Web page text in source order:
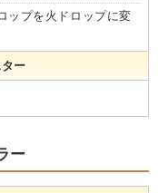
ップを火ドロップに変
ー
ー